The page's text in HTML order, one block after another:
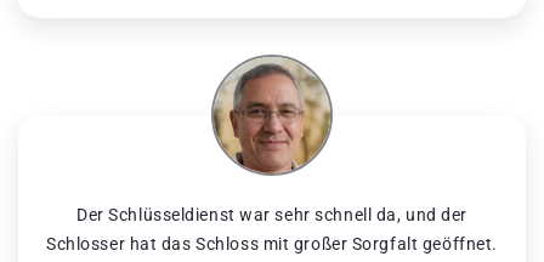
Der Schlüsseldienst war sehr schnell da, und der
Schlosser hat das Schloss mit großer Sorgfalt geöffnet.